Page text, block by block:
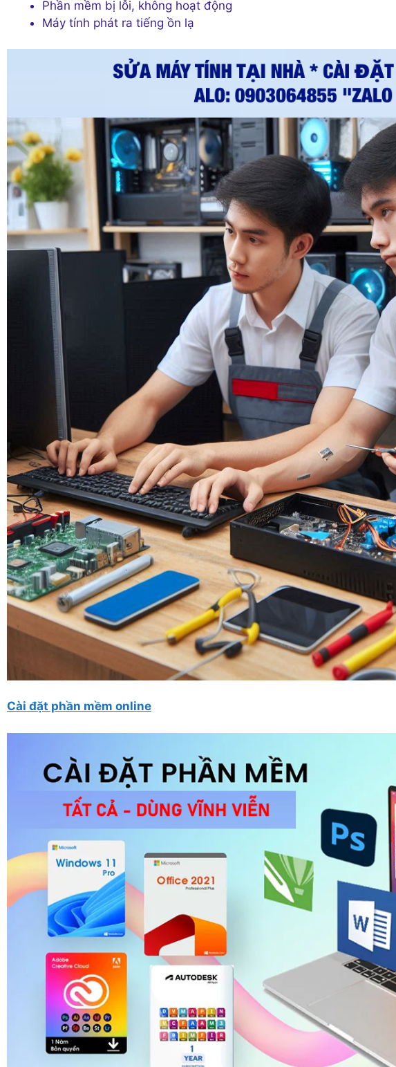
Phần mềm bị lỗi, không hoạt động
Máy tính phát ra tiếng ồn lạ
Cài đặt phần mềm online